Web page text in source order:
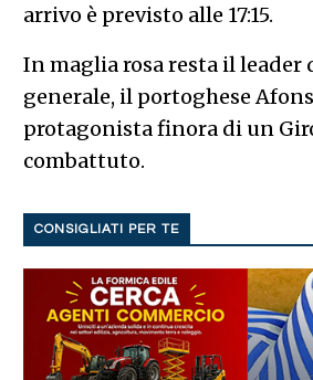
arrivo è previsto alle 17:15.
In maglia rosa resta il leader
generale, il portoghese
protagonista finora di un
combattuto.
CONSIGLIATI PER TE